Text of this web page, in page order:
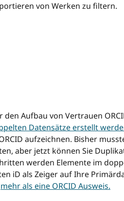
von Werken zu filtern.
Aufbau von Vertrauen
Datensätze erstellt
aufzeichnen. Bisher
aber jetzt können Sie
werden Elemente im
iD als Zeiger auf Ihre
mehr als eine ORCID Ausweis.